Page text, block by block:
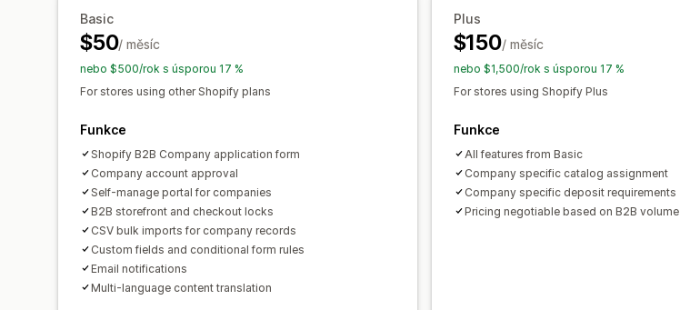
Basic
$50/ měsíc
nebo $500/rok s úsporou 17 %
For stores using other Shopify plans
Funkce
Shopify B2B Company application form
Company account approval
Self-manage portal for companies
B2B storefront and checkout locks
CSV bulk imports for company records
Custom fields and conditional form rules
Email notifications
Multi-language content translation
Plus
$150/ měsíc
nebo $1,500/rok s úsporou 17 %
For stores using Shopify Plus
Funkce
All features from Basic
Company specific catalog assignment
Company specific deposit requirements
Pricing negotiable based on B2B volume